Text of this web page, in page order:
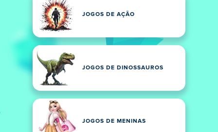
JOGOS DE AÇÃO
JOGOS DE DINOSSAUROS
JOGOS DE MENINAS